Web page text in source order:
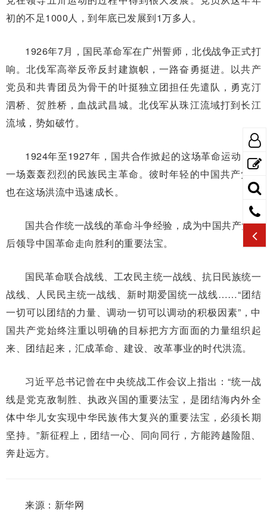
初的不足1000人，到年底已发展到1万多人。
1926年7月，国民革命军在广州誓师，北伐战争正式打
响。北伐军高举反帝反封建旗帜，一路奋勇挺进。以共产
党员和共青团员为骨干的叶挺独立团担任先遣队，勇克汀
泗桥、贺胜桥，血战武昌城。北伐军从珠江流域打到长江
流域，势如破竹。
1924年至1927年，国共合作掀起的这场革命运动，是
一场轰轰烈烈的民族民主革命。彼时年轻的中国共产党，
也在这场洪流中迅速成长。
国共合作统一战线的革命斗争经验，成为中国共产党日
后领导中国革命走向胜利的重要法宝。
国民革命联合战线、工农民主统一战线、抗日民族统一
战线、人民民主统一战线、新时期爱国统一战线……“团结
一切可以团结的力量、调动一切可以调动的积极因素”，中
国共产党始终注重以明确的目标把方方面面的力量组织起
来、团结起来，汇成革命、建设、改革事业的时代洪流。
习近平总书记曾在中央统战工作会议上指出：“统一战
线是党克敌制胜、执政兴国的重要法宝，是团结海内外全
体中华儿女实现中华民族伟大复兴的重要法宝，必须长期
坚持。”新征程上，团结一心、同向同行，方能跨越险阻、
奔赴远方。
来源：新华网